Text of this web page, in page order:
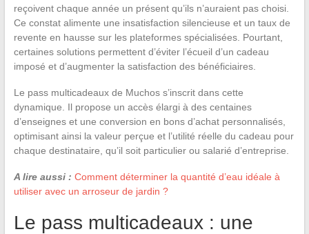
reçoivent chaque année un présent qu’ils n’auraient pas choisi.
Ce constat alimente une insatisfaction silencieuse et un taux de
revente en hausse sur les plateformes spécialisées. Pourtant,
certaines solutions permettent d’éviter l’écueil d’un cadeau
imposé et d’augmenter la satisfaction des bénéficiaires.
Le pass multicadeaux de Muchos s’inscrit dans cette
dynamique. Il propose un accès élargi à des centaines
d’enseignes et une conversion en bons d’achat personnalisés,
optimisant ainsi la valeur perçue et l’utilité réelle du cadeau pour
chaque destinataire, qu’il soit particulier ou salarié d’entreprise.
A lire aussi : Comment déterminer la quantité d’eau idéale à
utiliser avec un arroseur de jardin ?
Le pass multicadeaux : une